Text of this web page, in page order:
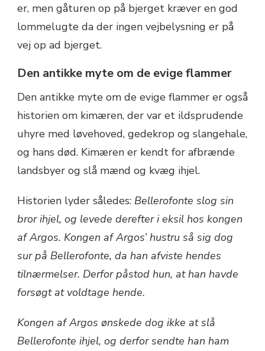
er, men gåturen op på bjerget kræver en god
lommelugte da der ingen vejbelysning er på
vej op ad bjerget.
Den antikke myte om de evige flammer
Den antikke myte om de evige flammer er også
historien om kimæren, der var et ildsprudende
uhyre med løvehoved, gedekrop og slangehale,
og hans død. Kimæren er kendt for afbrænde
landsbyer og slå mænd og kvæg ihjel.
Historien lyder således: Bellerofonte slog sin
bror ihjel, og levede derefter i eksil hos kongen
af Argos. Kongen af Argos’ hustru så sig dog
sur på Bellerofonte, da han afviste hendes
tilnærmelser. Derfor påstod hun, at han havde
forsøgt at voldtage hende.
Kongen af Argos ønskede dog ikke at slå
Bellerofonte ihjel, og derfor sendte han ham